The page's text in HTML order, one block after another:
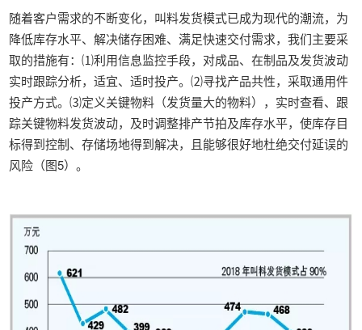
随着客户需求的不断变化，叫料发货模式已成为现代的潮流，为
降低库存水平、解决储存困难、满足快速交付需求，我们主要采
取的措施有：⑴利用信息监控手段，对成品、在制品及发货波动
实时跟踪分析，适宜、适时投产。⑵寻找产品共性，采取通用件
投产方式。⑶定义关键物料（发货量大的物料），实时查看、跟
踪关键物料发货波动，及时调整排产节拍及库存水平，使库存目
标得到控制、存储场地得到解决，且能够很好地杜绝交付延误的
风险（图5）。